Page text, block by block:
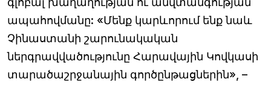
ապահովմանը: «Մենք կարևորում ենք նաև
Չինաստանի շարունակական
ներգրավվածությունը Հարավային Կովկասի
տարածաշրջանային գործընթացներին», –